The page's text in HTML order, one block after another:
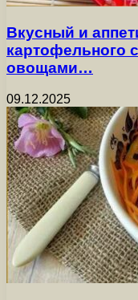
Вкусный и
картофельного
овощами…
09.12.2025